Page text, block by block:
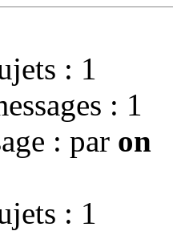
: 1
: 1
: par on
: 1